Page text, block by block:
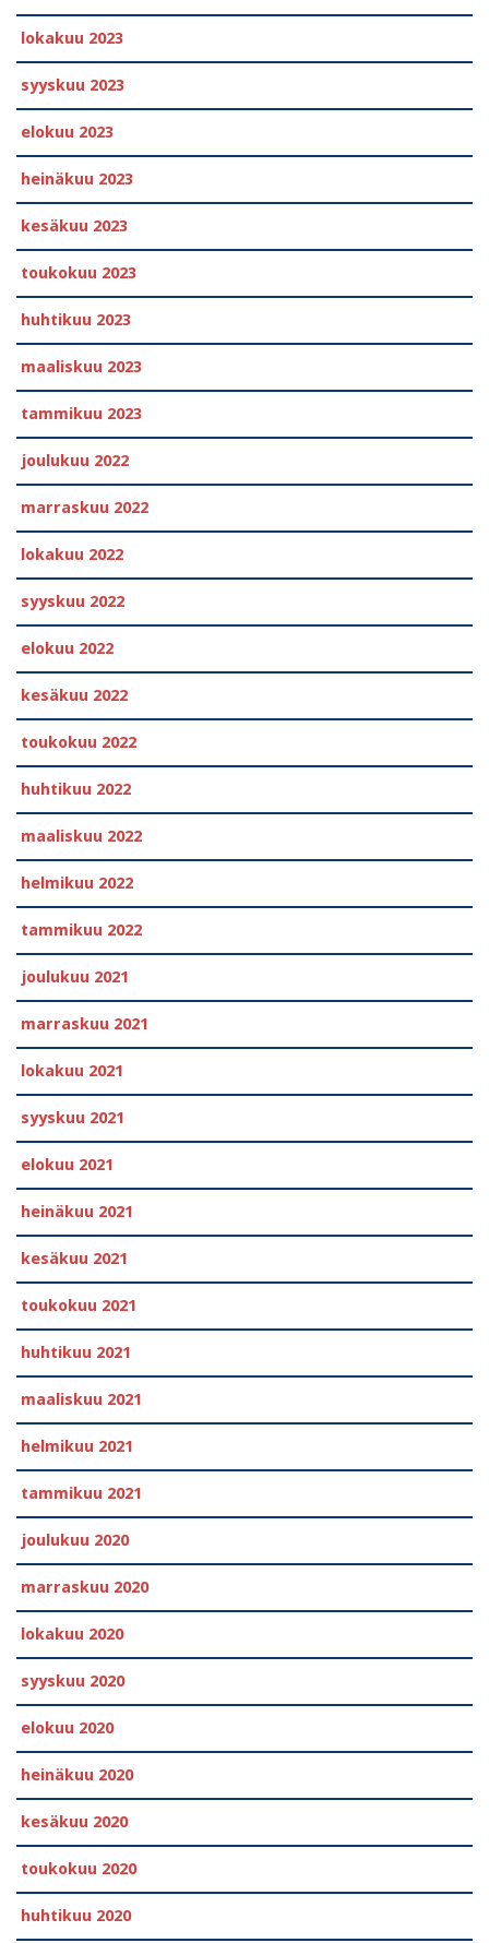
lokakuu 2023
syyskuu 2023
elokuu 2023
heinäkuu 2023
kesäkuu 2023
toukokuu 2023
huhtikuu 2023
maaliskuu 2023
tammikuu 2023
joulukuu 2022
marraskuu 2022
lokakuu 2022
syyskuu 2022
elokuu 2022
kesäkuu 2022
toukokuu 2022
huhtikuu 2022
maaliskuu 2022
helmikuu 2022
tammikuu 2022
joulukuu 2021
marraskuu 2021
lokakuu 2021
syyskuu 2021
elokuu 2021
heinäkuu 2021
kesäkuu 2021
toukokuu 2021
huhtikuu 2021
maaliskuu 2021
helmikuu 2021
tammikuu 2021
joulukuu 2020
marraskuu 2020
lokakuu 2020
syyskuu 2020
elokuu 2020
heinäkuu 2020
kesäkuu 2020
toukokuu 2020
huhtikuu 2020